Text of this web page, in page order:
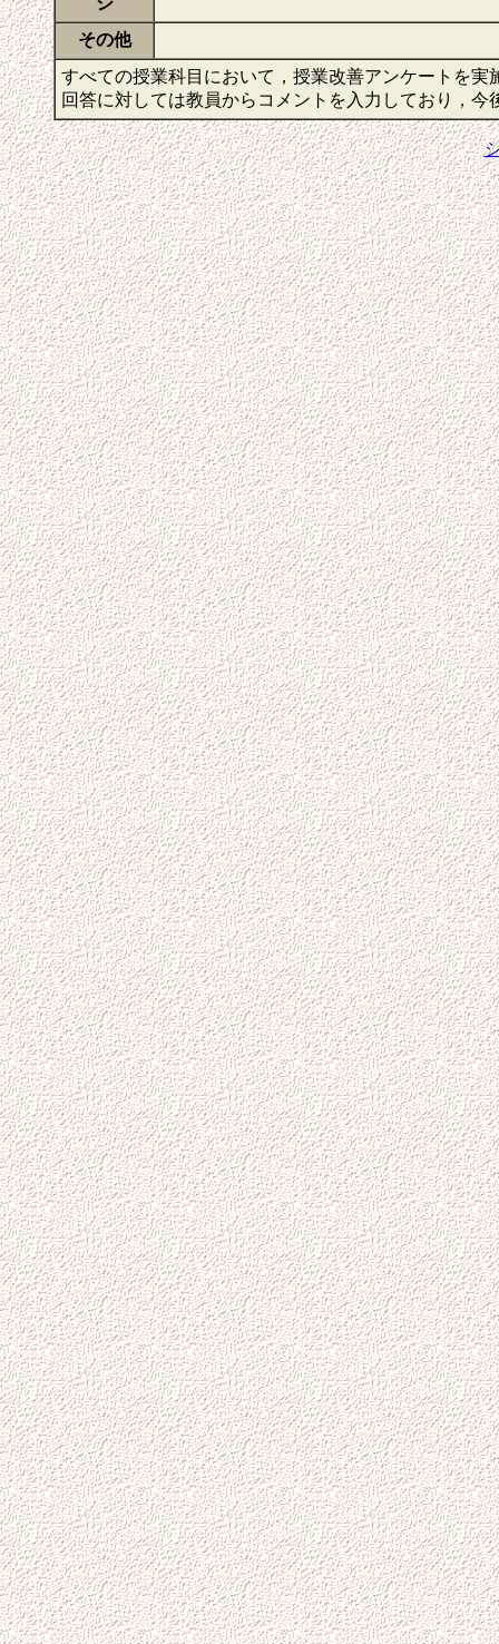
その他
すべての授業科目において，授業改善アンケートを
回答に対しては教員からコメントを入力しており，